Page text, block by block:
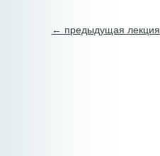
← предыдущая лекция